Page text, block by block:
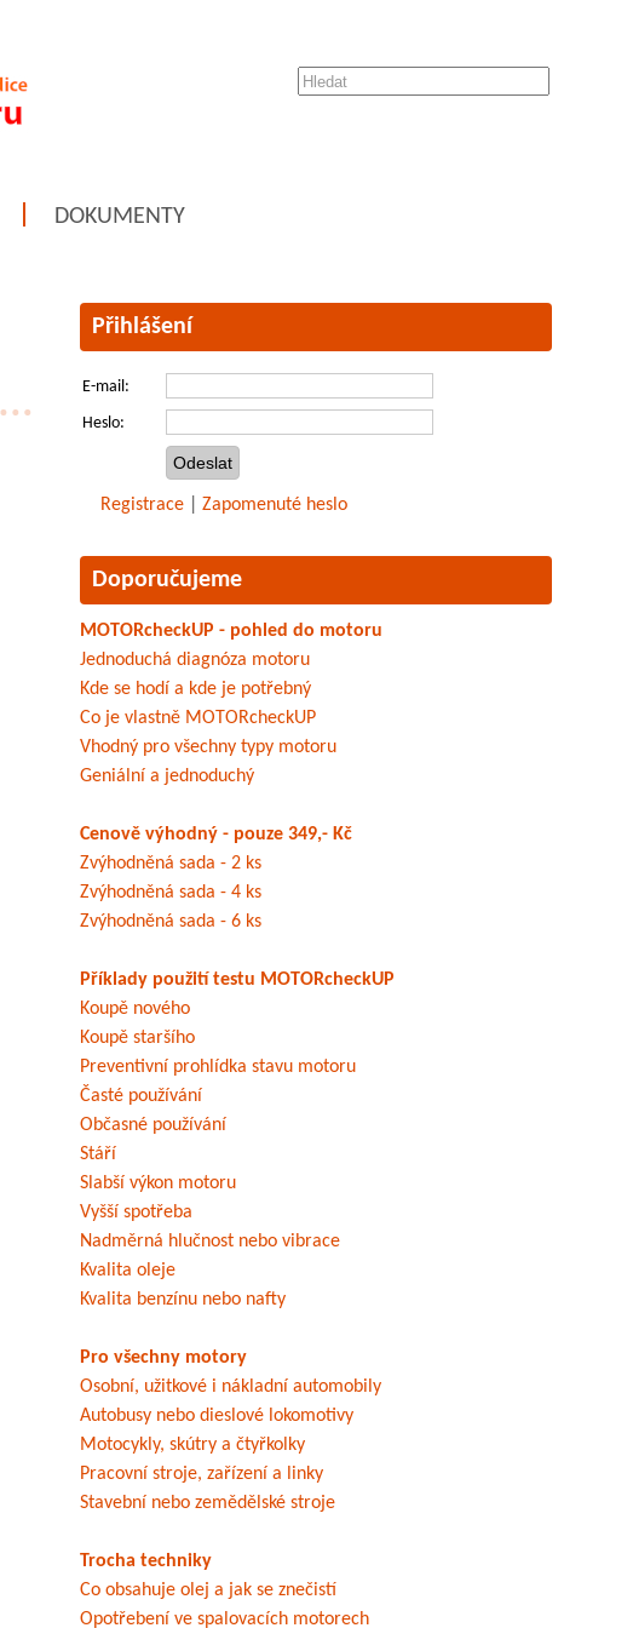
DOKUMENTY
Přihlášení
E-mail:
Heslo:
Registrace Zapomenuté heslo
Doporučujeme
MOTORcheckUP - pohled do motoru
Jednoduchá diagnóza motoru
Kde se hodí a kde je potřebný
Co je vlastně MOTORcheckUP
Vhodný pro všechny typy motoru
Geniální a jednoduchý
Cenově výhodný - pouze 349,- Kč
Zvýhodněná sada - 2 ks
Zvýhodněná sada - 4 ks
Zvýhodněná sada - 6 ks
Příklady použití testu MOTORcheckUP
Koupě nového
Koupě staršího
Preventivní prohlídka stavu motoru
Časté používání
Občasné používání
Stáří
Slabší výkon motoru
Vyšší spotřeba
Nadměrná hlučnost nebo vibrace
Kvalita oleje
Kvalita benzínu nebo nafty
Pro všechny motory
Osobní, užitkové i nákladní automobily
Autobusy nebo dieslové lokomotivy
Motocykly, skútry a čtyřkolky
Pracovní stroje, zařízení a linky
Stavební nebo zemědělské stroje
Trocha techniky
Co obsahuje olej a jak se znečistí
Opotřebení ve spalovacích motorech